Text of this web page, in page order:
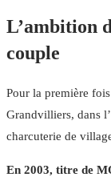
L’ambition
couple
Pour la première
Grandvilliers, dans
charcuterie de
En 2003, titre de